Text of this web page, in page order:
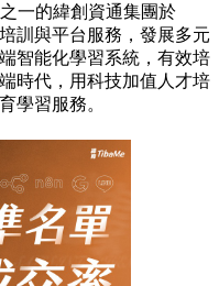
一的緯創資通集團於
訓與平台服務，發展多元
智能化學習系統，有效培
時代，用科技加值人才培
學習服務。